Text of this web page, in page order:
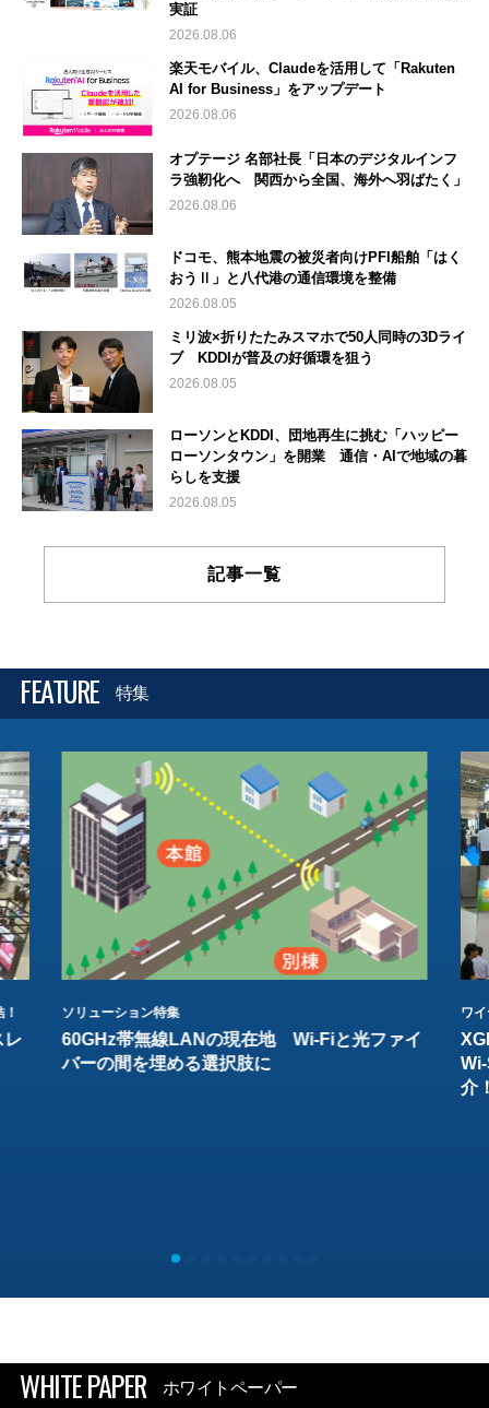
実証
2026.08.06
楽天モバイル、Claudeを活用して「Rakuten
AI for Business」をアップデート
2026.08.06
オプテージ 名部社長「日本のデジタルインフ
ラ強靭化へ 関西から全国、海外へ羽ばたく」
2026.08.06
ドコモ、熊本地震の被災者向けPFI船舶「はく
おうⅡ」と八代港の通信環境を整備
2026.08.05
ミリ波×折りたたみスマホで50人同時の3Dライ
ブ KDDIが普及の好循環を狙う
2026.08.05
ローソンとKDDI、団地再生に挑む「ハッピー
ローソンタウン」を開業 通信・AIで地域の暮
らしを支援
2026.08.05
記事一覧
FEATURE 特集
レ
ソリューション特集
60GHz帯無線LANの現在地 Wi-Fiと光ファイ
バーの間を埋める選択肢に
ワ
介
WHITE PAPER ホワイトペーパー